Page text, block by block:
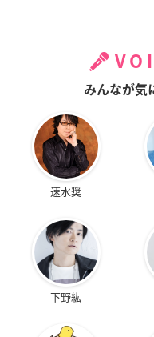
みんなが気
速水奨
下野紘